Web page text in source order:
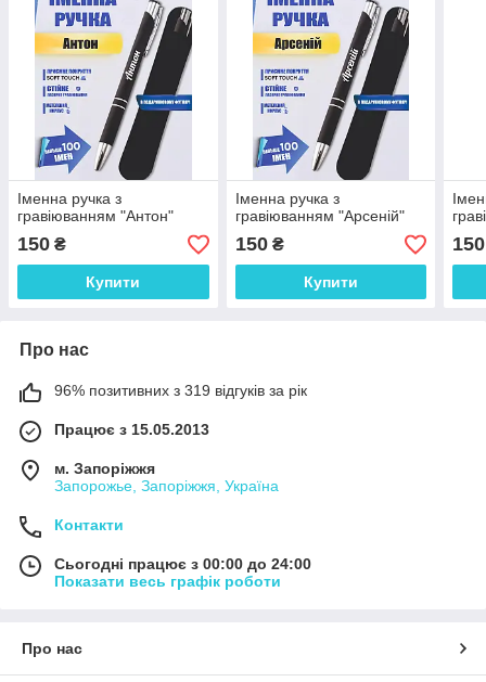
Іменна ручка з
гравіюванням "Антон"
150 ₴
Купити
Іменна ручка з
гравіюванням "Арсеній"
150₴
Купити
150
Про нас
96% позитивних з 319 відгуків за рік
Працює з 15.05.2013
м. Запоріжжя
Запорожье, Запоріжжя, Україна
Контакти
Сьогодні працює з 00:00 до 24:00
Показати весь графік роботи
Про нас